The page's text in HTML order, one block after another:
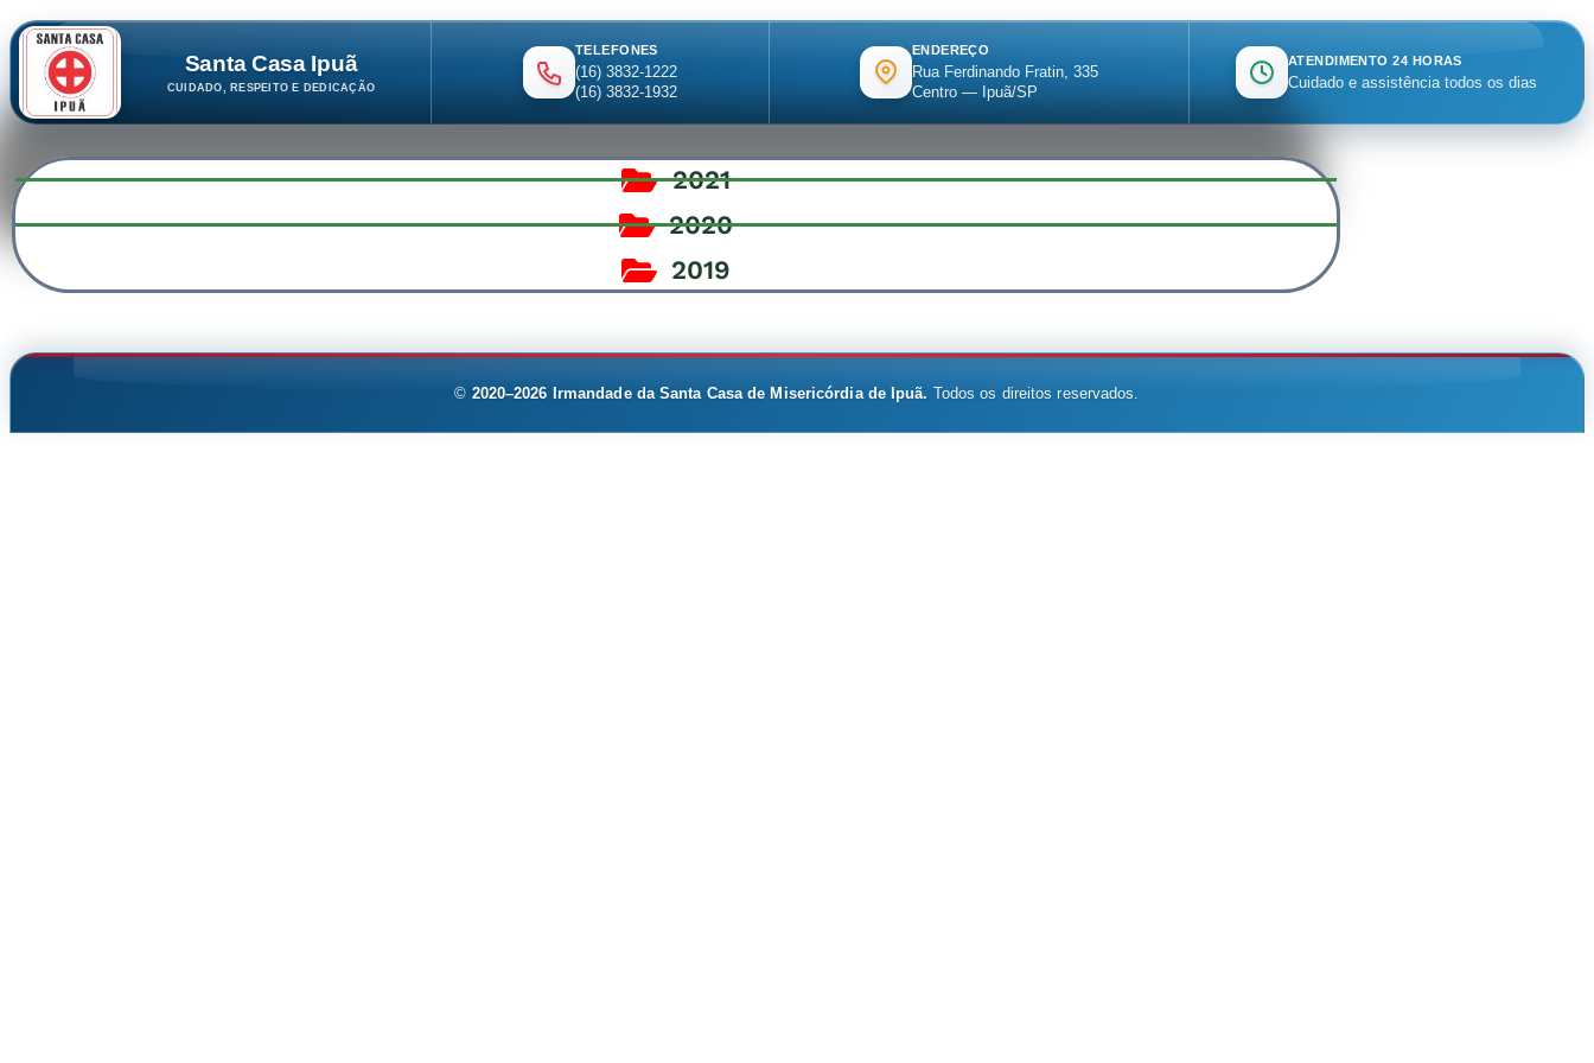
Santa Casa Ipuã
CUIDADO, RESPEITO E DEDICAÇÃO
TELEFONES
(16) 3832-1222
(16) 3832-1932
ENDEREÇO
Rua Ferdinando Fratin, 335
Centro — Ipuã/SP
ATENDIMENTO 24 HORAS
Cuidado e assistência todos os dias
2021
2020
2019
© 2020–2026 Irmandade da Santa Casa de Misericórdia de Ipuã. Todos os direitos reservados.